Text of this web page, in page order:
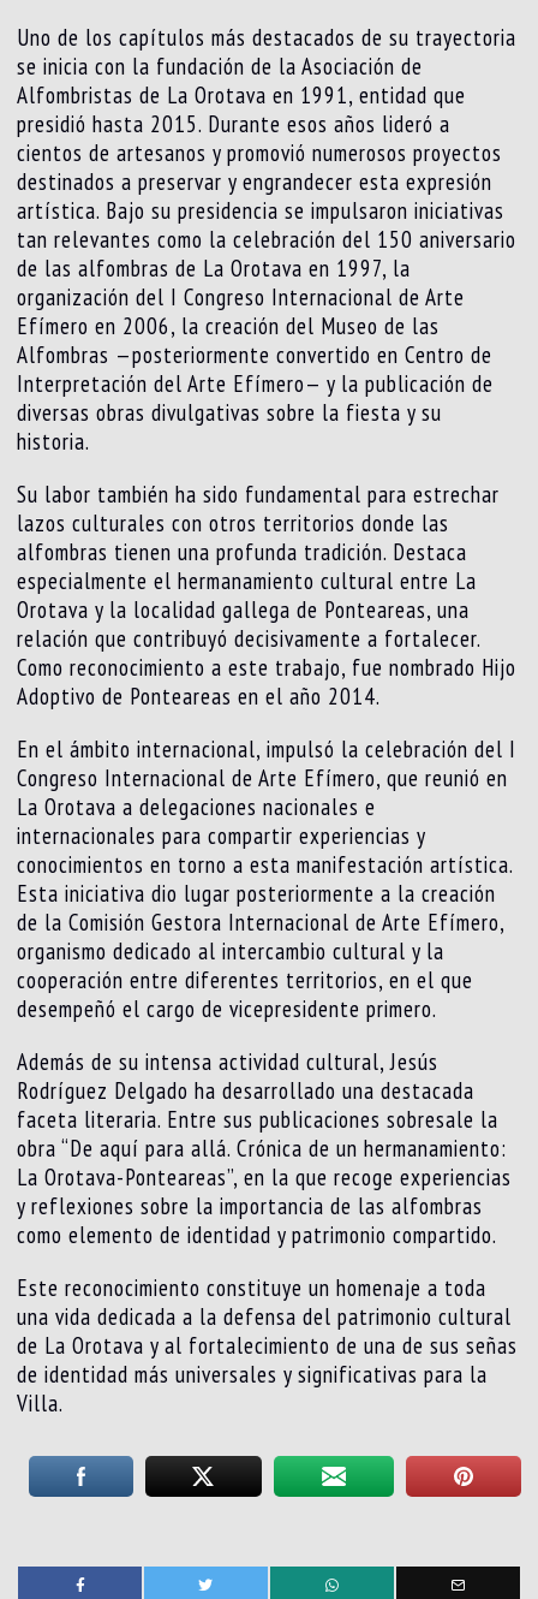
Uno de los capítulos más destacados de su trayectoria
se inicia con la fundación de la Asociación de
Alfombristas de La Orotava en 1991, entidad que
presidió hasta 2015. Durante esos años lideró a
cientos de artesanos y promovió numerosos proyectos
destinados a preservar y engrandecer esta expresión
artística. Bajo su presidencia se impulsaron iniciativas
tan relevantes como la celebración del 150 aniversario
de las alfombras de La Orotava en 1997, la
organización del I Congreso Internacional de Arte
Efímero en 2006, la creación del Museo de las
Alfombras —posteriormente convertido en Centro de
Interpretación del Arte Efímero— y la publicación de
diversas obras divulgativas sobre la fiesta y su
historia.
Su labor también ha sido fundamental para estrechar
lazos culturales con otros territorios donde las
alfombras tienen una profunda tradición. Destaca
especialmente el hermanamiento cultural entre La
Orotava y la localidad gallega de Ponteareas, una
relación que contribuyó decisivamente a fortalecer.
Como reconocimiento a este trabajo, fue nombrado Hijo
Adoptivo de Ponteareas en el año 2014.
En el ámbito internacional, impulsó la celebración del I
Congreso Internacional de Arte Efímero, que reunió en
La Orotava a delegaciones nacionales e
internacionales para compartir experiencias y
conocimientos en torno a esta manifestación artística.
Esta iniciativa dio lugar posteriormente a la creación
de la Comisión Gestora Internacional de Arte Efímero,
organismo dedicado al intercambio cultural y la
cooperación entre diferentes territorios, en el que
desempeñó el cargo de vicepresidente primero.
Además de su intensa actividad cultural, Jesús
Rodríguez Delgado ha desarrollado una destacada
faceta literaria. Entre sus publicaciones sobresale la
obra “De aquí para allá. Crónica de un hermanamiento:
La Orotava-Ponteareas”, en la que recoge experiencias
y reflexiones sobre la importancia de las alfombras
como elemento de identidad y patrimonio compartido.
Este reconocimiento constituye un homenaje a toda
una vida dedicada a la defensa del patrimonio cultural
de La Orotava y al fortalecimiento de una de sus señas
de identidad más universales y significativas para la
Villa.